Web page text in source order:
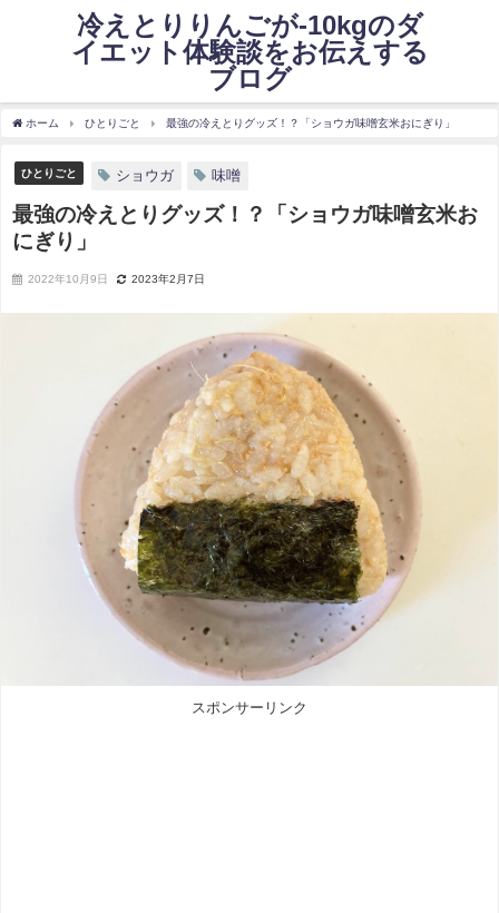
冷えとりりんごが-10kgのダ
イエット体験談をお伝えする
ブログ
ホーム ひとりごと 最強の冷えとりグッズ！？「ショウガ味噌玄米おにぎり」
ひとりごと ショウガ 味噌
最強の冷えとりグッズ！？「ショウガ味噌玄米お
にぎり」
2022年10月9日 2023年2月7日
スポンサーリンク